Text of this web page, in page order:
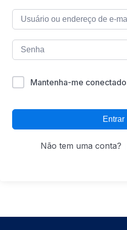
Mantenha-me conectado
Entrar
Não tem uma conta?